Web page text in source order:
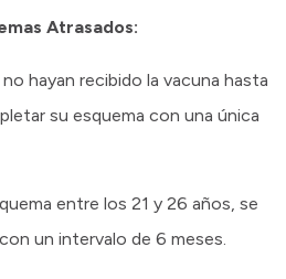
Atrasados:
hayan recibido la vacuna hasta
su esquema con una única
entre los 21 y 26 años, se
un intervalo de 6 meses.